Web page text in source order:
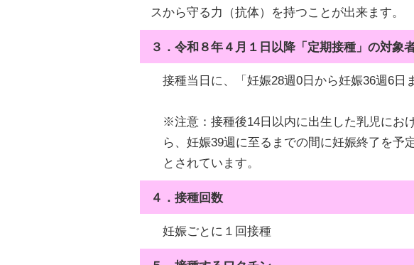
スから守る力（抗体）を持つことが出来ます。
３．令和８年４月１日以降「定期接種」の対象
接種当日に、「妊娠28週0日から妊娠36週6日
※注意：接種後14日以内に出生した乳児にお
ら、妊娠39週に至るまでの間に妊娠終了を予
とされています。
４．接種回数
妊娠ごとに１回接種